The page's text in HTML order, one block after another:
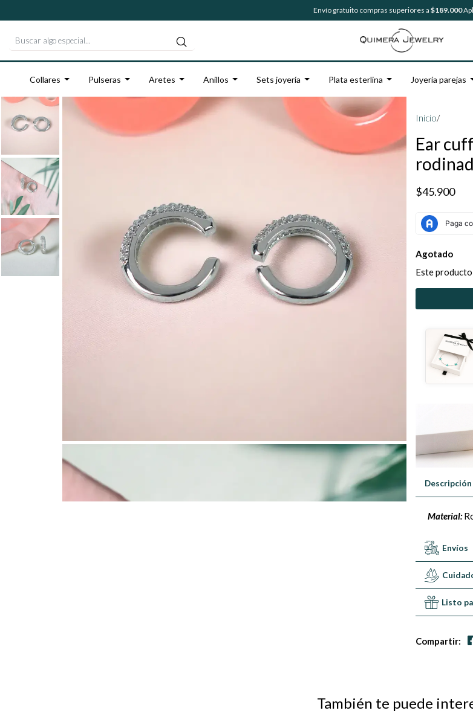
Envío gratuito compras superiores a $189.000
Collares Pulseras Aretes Anillos Sets joyería Plata esterlina Joyería parejas
Inicio/
Ear
$45.900
Agotado
Este
Material:
Envíos
Listo
Compartir:
También te puede